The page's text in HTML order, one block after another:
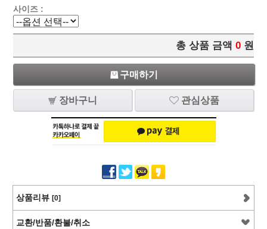
사이즈 :
총 상품 금액 0 원
구매하기
장바구니 관심상품
상품리뷰 [0]
교환/반품/환불/취소